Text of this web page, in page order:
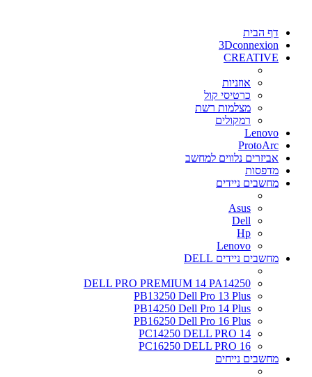
דף הבית
3Dconnexion
CREATIVE
אוזניות
כרטיסי קול
מצלמות רשת
רמקולים
Lenovo
ProtoArc
אביזרים נלווים למחשב
מדפסות
מחשבים ניידים
Asus
Dell
Hp
Lenovo
מחשבים ניידים DELL
DELL PRO PREMIUM 14 PA14250
PB13250 Dell Pro 13 Plus
PB14250 Dell Pro 14 Plus
PB16250 Dell Pro 16 Plus
PC14250 DELL PRO 14
PC16250 DELL PRO 16
מחשבים נייחים